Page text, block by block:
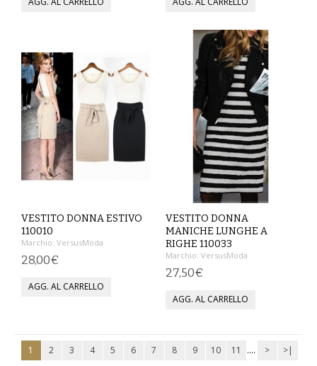
PANTALONI
PIGIAMI
SCUOLA
TUTE E FELPE
CAMICIE
CARNEVALE
DANZA
MAGLIONI
VESTITO DONNA ESTIVO
110010
Marchio: VersusModa
28,00€
VESTITO DONNA
MANICHE LUNGHE A
RIGHE 110033
Marchio: VersusModa
27,50€
1 2 3 4 5 6 7 8 9 10 11 .... >
>|